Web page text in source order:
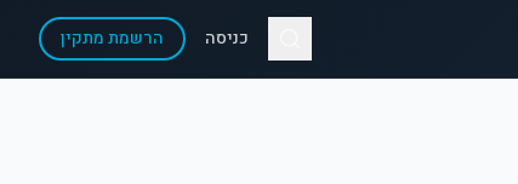
כניסה הרשמת מתקין